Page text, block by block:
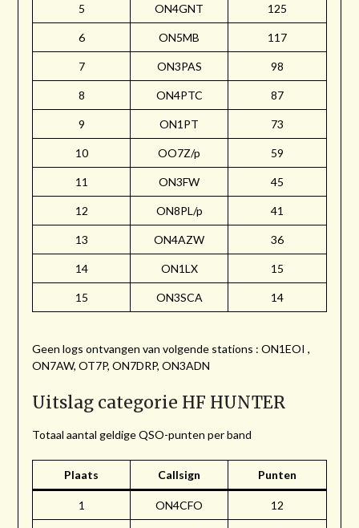
5 ON4GNT 125
6 ON5MB 117
7 ON3PAS 98
8 ON4PTC 87
9 ON1PT 73
10 OO7Z/p 59
11 ON3FW 45
12 ON8PL/p 41
13 ON4AZW 36
14 ON1LX 15
15 ON3SCA 14
Geen logs ontvangen van volgende stations : ON1EOI ,
ON7AW, OT7P, ON7DRP, ON3ADN
Uitslag categorie HF HUNTER
Totaal aantal geldige QSO-punten per band
Plaats Callsign Punten
1 ON4CFO 12